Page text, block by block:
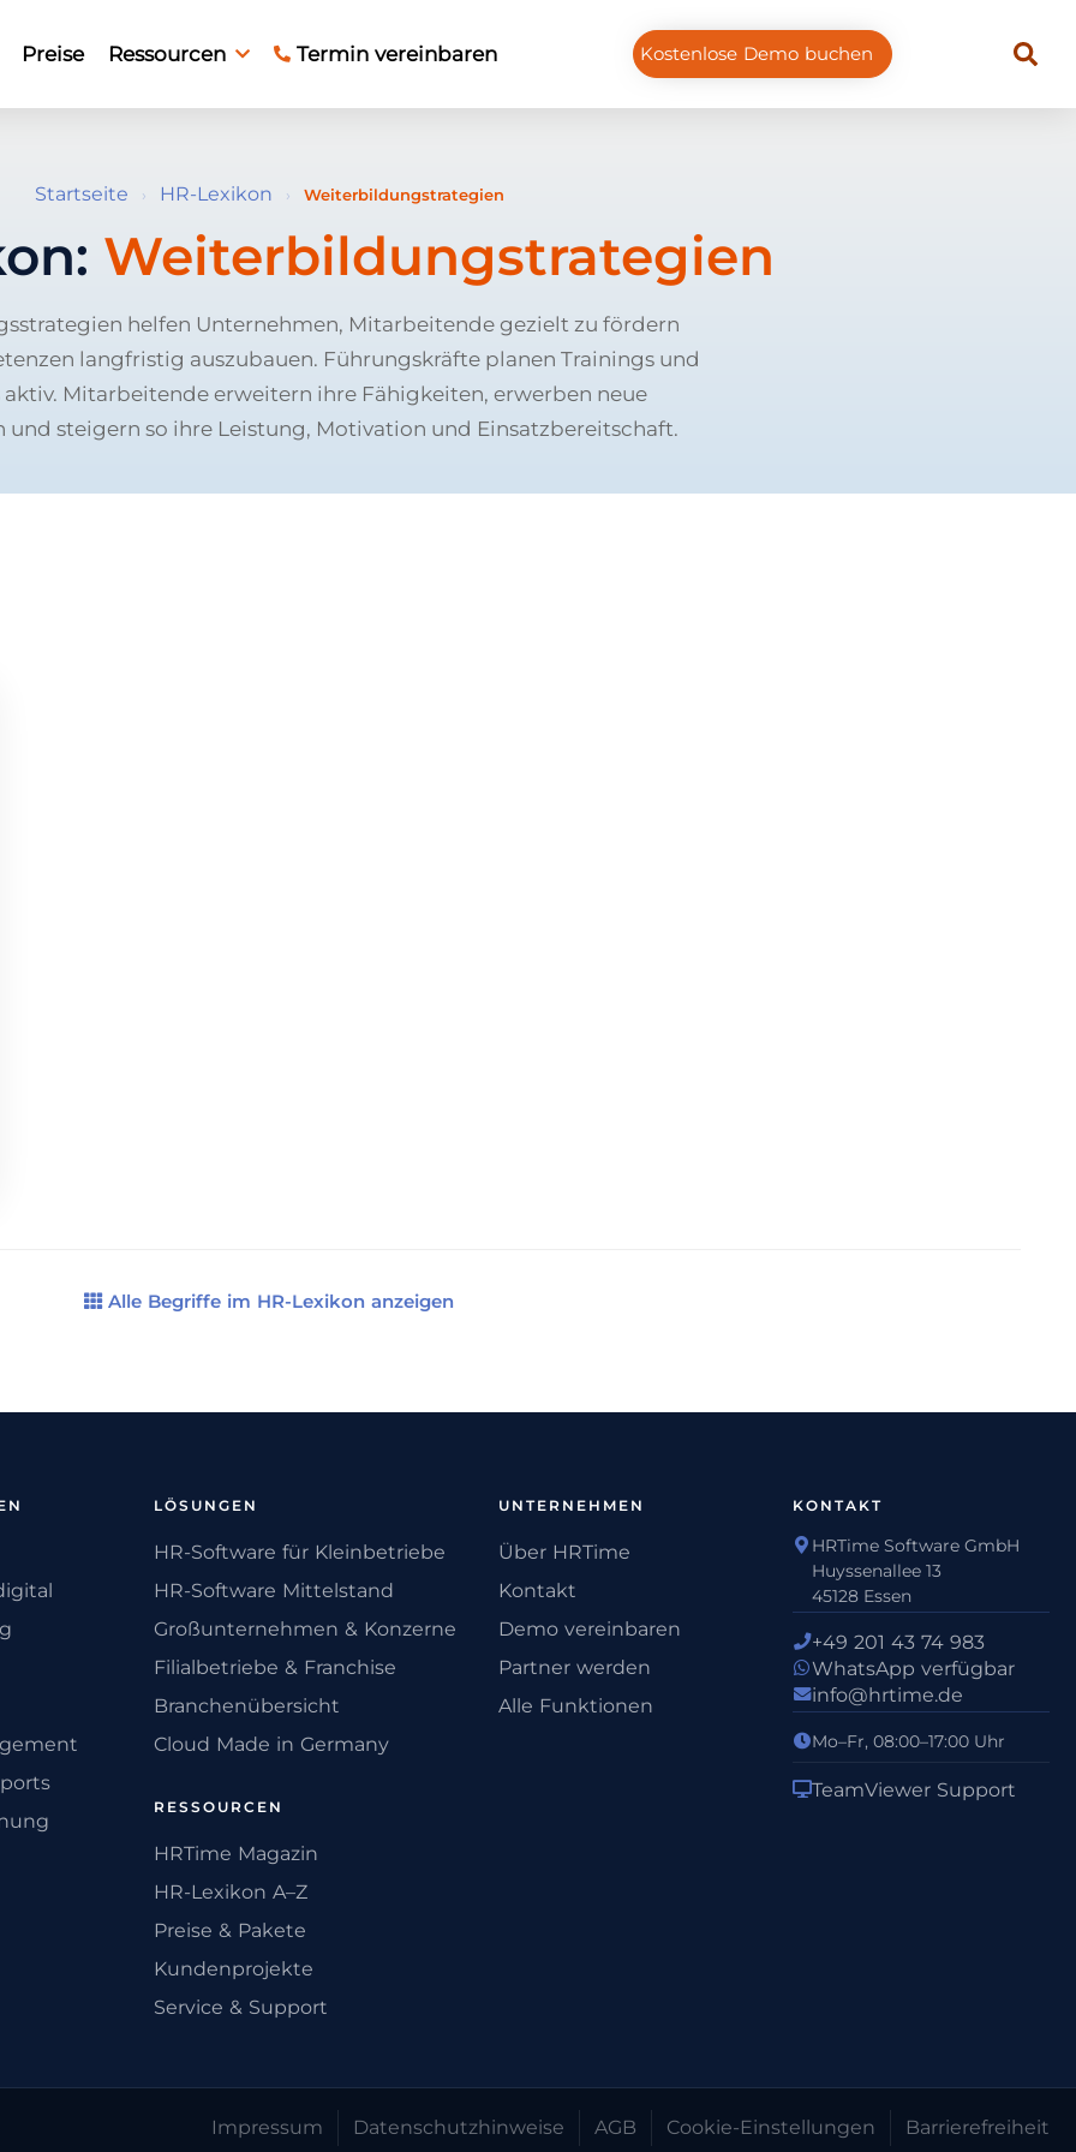
Preise Ressourcen Termin vereinbaren Kostenlose Demo buchen
Startseite › HR-Lexikon › Weiterbildungstrategien
Weiterbildungstrategien
helfen Unternehmen, Mitarbeitende gezielt zu fördern
langfristig auszubauen. Führungskräfte planen Trainings und
aktiv. Mitarbeitende erweitern ihre Fähigkeiten, erwerben neue
und steigern so ihre Leistung, Motivation und Einsatzbereitschaft.
Alle Begriffe im HR-Lexikon anzeigen
LÖSUNGEN
HR-Software für Kleinbetriebe
HR-Software Mittelstand
Großunternehmen & Konzerne
Filialbetriebe & Franchise
Branchenübersicht
Cloud Made in Germany
RESSOURCEN
HRTime Magazin
HR-Lexikon A–Z
Preise & Pakete
Kundenprojekte
Service & Support
UNTERNEHMEN
Über HRTime
Kontakt
Demo vereinbaren
Partner werden
Alle Funktionen
KONTAKT
HRTime Software GmbH
Huyssenallee 13
45128 Essen
+49 201 43 74 983
WhatsApp verfügbar
info@hrtime.de
Mo–Fr, 08:00–17:00 Uhr
TeamViewer Support
Impressum Datenschutz­hinweise AGB Cookie-Einstellungen Barrierefreiheit